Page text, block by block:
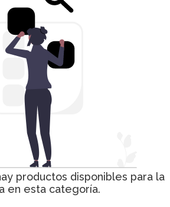
productos disponibles para la
en esta categoría.